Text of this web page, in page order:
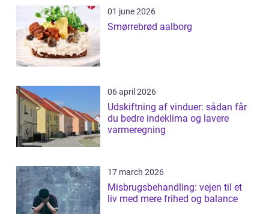
01 june 2026
Smørrebrød aalborg
06 april 2026
Udskiftning af vinduer: sådan får
du bedre indeklima og lavere
varmeregning
17 march 2026
Misbrugsbehandling: vejen til et
liv med mere frihed og balance